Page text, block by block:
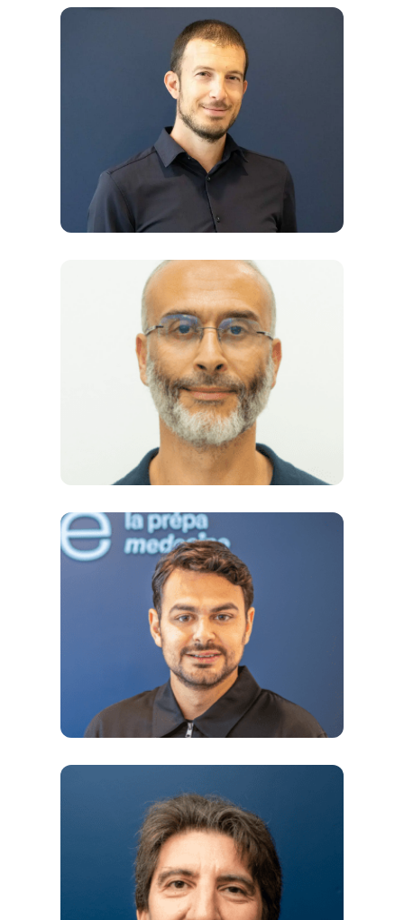
Référent en Anatomie — Professeur
auteur d’ouvrages d’anatomie
agrégé, diplômé de l’Université Paris VI
Co-Directeur de Diploma Santé —
PACES, diplômé de l’Université de Paris